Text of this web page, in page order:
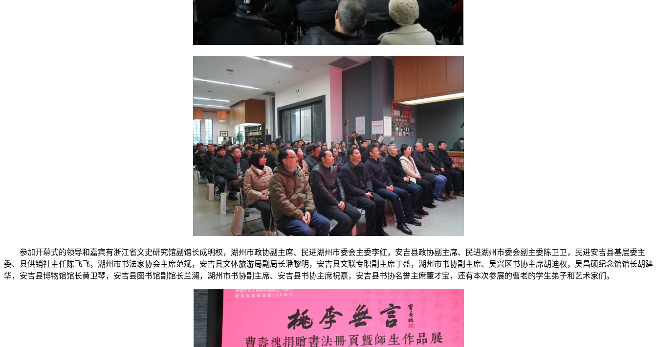
参加开幕式的领导和嘉宾有浙江省文史研究馆副馆长成明权，湖州市政协副主席、民进湖州市委会主委李红，安吉县政协副主席、民进湖州市委会副主委陈卫卫，民进安吉县基层委主
委、县供销社主任陈飞飞，湖州市书法家协会主席范斌，安吉县文体旅游局副局长潘黎明，安吉县文联专职副主席丁盛，湖州市书协副主席、吴兴区书协主席胡迪权，吴昌硕纪念馆馆长胡建
华，安吉县博物馆馆长黄卫琴，安吉县图书馆副馆长兰澜，湖州市书协副主席、安吉县书协主席祝嚞，安吉县书协名誉主席董才宝，还有本次参展的曹老的学生弟子和艺术家们。